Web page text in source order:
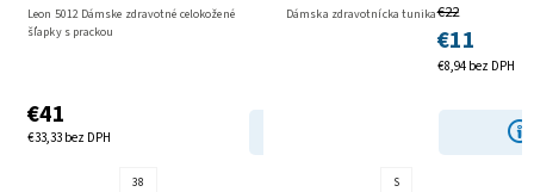
€33,33 bez DPH
€41
Leon 5012 Dámske zdravotné celokožené
šľapky s prackou
38
€8,94 bez DPH
€22
€11
Dámska zdravotnícka tunika
S